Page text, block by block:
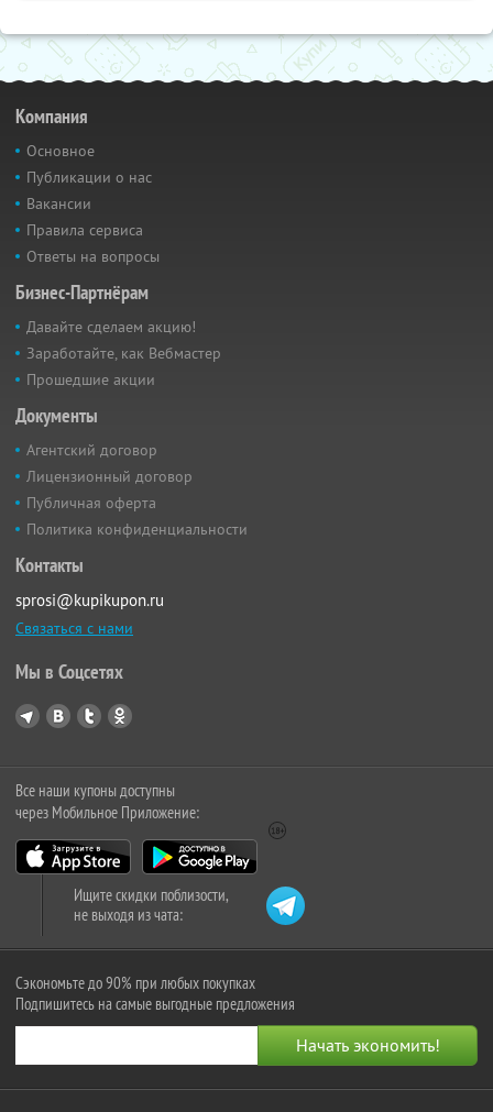
Компания
Основное
Публикации о нас
Вакансии
Правила сервиса
Ответы на вопросы
Бизнес-Партнёрам
Давайте сделаем акцию!
Заработайте, как Вебмастер
Прошедшие акции
Документы
Агентский договор
Лицензионный договор
Публичная оферта
Политика конфиденциальности
Контакты
sprosi@kupikupon.ru
Связаться с нами
Мы в Соцсетях
Все наши купоны доступны
через Мобильное Приложение:
Ищите скидки поблизости,
не выходя из чата:
Сэкономьте до 90% при любых покупках
Подпишитесь на самые выгодные предложения